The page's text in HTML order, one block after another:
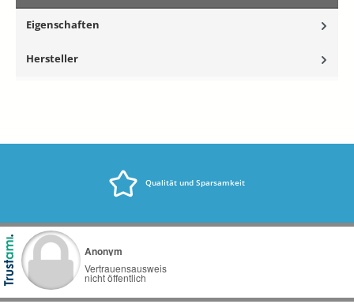
Eigenschaften
Hersteller
Qualität und Sparsamkeit